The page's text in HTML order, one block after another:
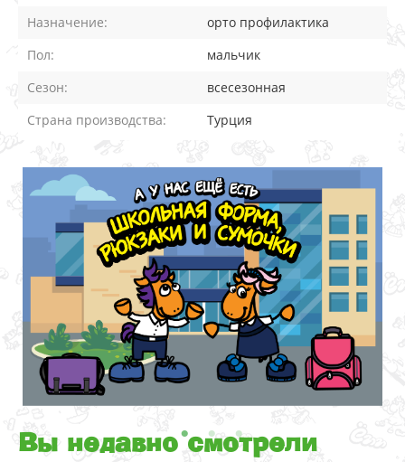
Назначение:
орто профилактика
Пол:
мальчик
Сезон:
всесезонная
Страна производства:
Турция
Вы недавно смотрели